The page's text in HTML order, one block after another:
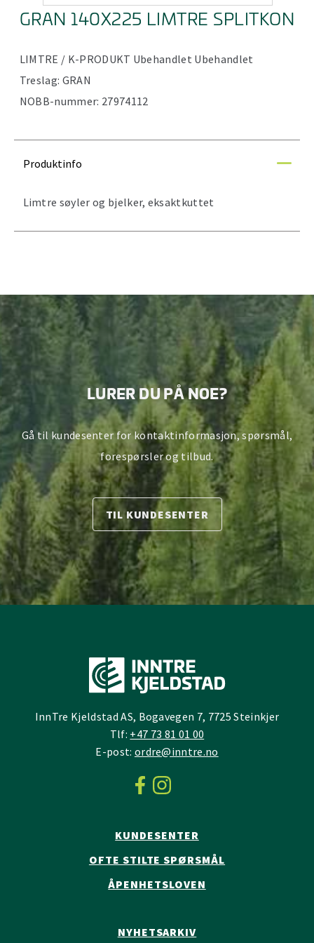
GRAN 140X225 LIMTRE SPLITKON
LIMTRE / K-PRODUKT Ubehandlet Ubehandlet
Treslag: GRAN
NOBB-nummer: 27974112
Produktinfo
Limtre søyler og bjelker, eksaktkuttet
LURER DU PÅ NOE?
Gå til kundesenter for kontaktinformasjon, spørsmål,
forespørsler og tilbud.
TIL KUNDESENTER
InnTre Kjeldstad AS, Bogavegen 7, 7725 Steinkjer
Tlf: +47 73 81 01 00
E-post: ordre@inntre.no
KUNDESENTER
OFTE STILTE SPØRSMÅL
ÅPENHETSLOVEN
NYHETSARKIV